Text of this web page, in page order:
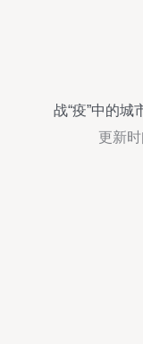
战“疫”中的城
更新